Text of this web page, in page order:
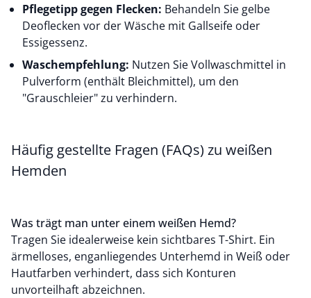
Pflegetipp gegen Flecken: Behandeln Sie gelbe
Deoflecken vor der Wäsche mit Gallseife oder
Essigessenz.
Waschempfehlung: Nutzen Sie Vollwaschmittel in
Pulverform (enthält Bleichmittel), um den
"Grauschleier" zu verhindern.
Häufig gestellte Fragen (FAQs) zu weißen
Hemden
Was trägt man unter einem weißen Hemd?
Tragen Sie idealerweise kein sichtbares T-Shirt. Ein
ärmelloses, enganliegendes Unterhemd in Weiß oder
Hautfarben verhindert, dass sich Konturen
unvorteilhaft abzeichnen.